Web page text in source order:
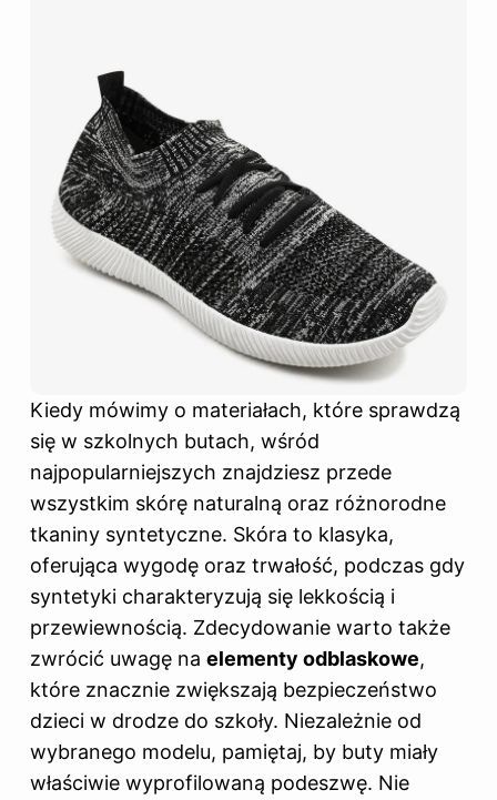
Kiedy mówimy o materiałach, które sprawdzą
się w szkolnych butach, wśród
najpopularniejszych znajdziesz przede
wszystkim skórę naturalną oraz różnorodne
tkaniny syntetyczne. Skóra to klasyka,
oferująca wygodę oraz trwałość, podczas gdy
syntetyki charakteryzują się lekkością i
przewiewnością. Zdecydowanie warto także
zwrócić uwagę na elementy odblaskowe,
które znacznie zwiększają bezpieczeństwo
dzieci w drodze do szkoły. Niezależnie od
wybranego modelu, pamiętaj, by buty miały
właściwie wyprofilowaną podeszwę. Nie